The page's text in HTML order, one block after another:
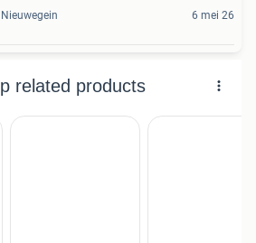
Nieuwegein 6 mei 26